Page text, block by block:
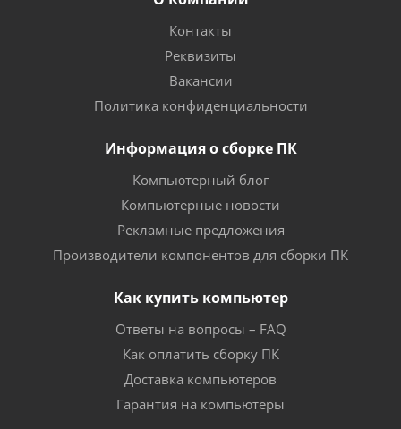
Контакты
Реквизиты
Вакансии
Политика конфиденциальности
Информация о сборке ПК
Компьютерный блог
Компьютерные новости
Рекламные предложения
Производители компонентов для сборки ПК
Как купить компьютер
Ответы на вопросы – FAQ
Как оплатить сборку ПК
Доставка компьютеров
Гарантия на компьютеры